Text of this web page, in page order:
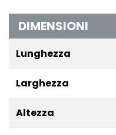
DIMENSIONI
Lunghezza
Larghezza
Altezza